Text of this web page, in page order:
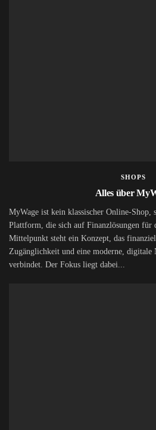
SHOPS
Alles über
MyWage ist kein klassischer Online-Shop,
Plattform, die sich auf Finanzlösungen für
Mittelpunkt steht ein Konzept, das
Zugänglichkeit und eine moderne, digitale
verbindet. Der Fokus liegt dabei...